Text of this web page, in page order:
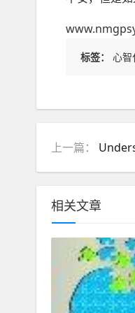
标签： 心智
上一篇：
相关文章